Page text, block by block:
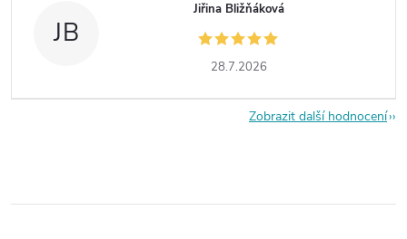
JB
Jiřina Bližňáková
28.7.2026
Zobrazit další hodnocení